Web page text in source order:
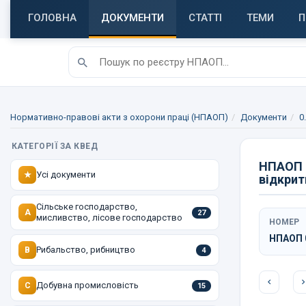
ГОЛОВНА ДОКУМЕНТИ СТАТТІ ТЕМИ
Нормативно-правові акти з охорони праці (НПАОП) Документи
КАТЕГОРІЇ ЗА КВЕД
★ Усі документи
A
Сільське господарство,
мисливство, лісове господарство
27
B Рибальство, рибництво 4
C Добувна промисловість 15
НПАОП
НОМЕР
НПАОП